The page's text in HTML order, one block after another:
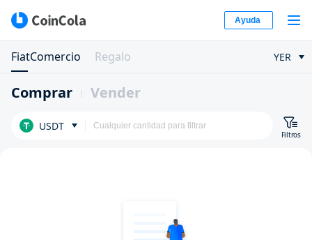
Ayuda
FiatComercio Regalo YER
Comprar Vender
USDT
Filtros